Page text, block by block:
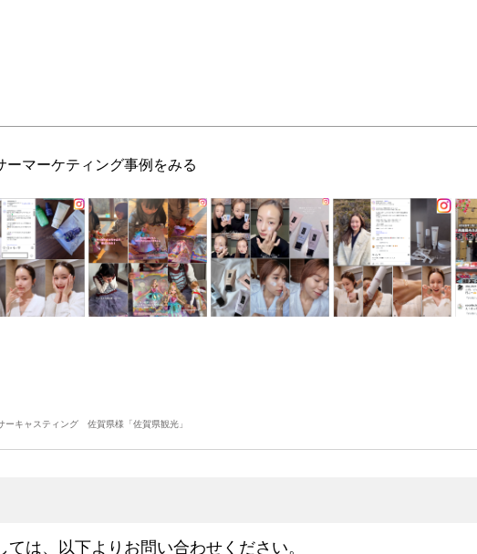
ーマーケティング事例をみる
キャスティング 佐賀県様「佐賀県観光」
ては、以下よりお問い合わせください。